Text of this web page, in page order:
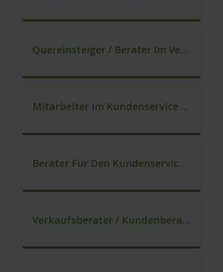
Quereinsteiger / Berater Im Vertrieb In VZ/TZ (m/w/d)
Mitarbeiter Im Kundenservice (Quereinstieg Möglich!) (m/w/d)
Berater Für Den Kundenservice / Beratung (m/w/d)
Verkaufsberater / Kundenberater, Auch Ohne Ausbildung Möglich (m/w/d)